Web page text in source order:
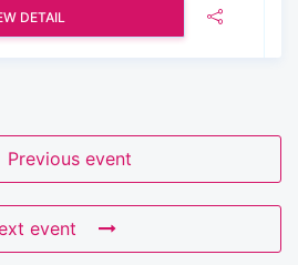
DETAIL
Previous event
event